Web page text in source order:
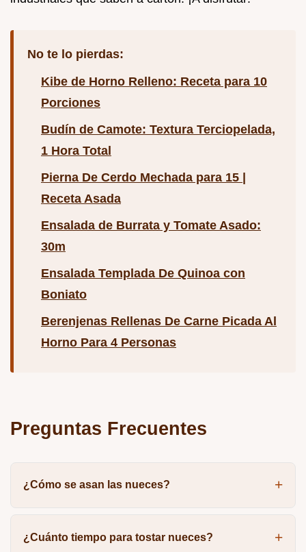
No te lo pierdas:
Kibe de Horno Relleno: Receta para 10
Porciones
Budín de Camote: Textura Terciopelada,
1 Hora Total
Pierna De Cerdo Mechada para 15 |
Receta Asada
Ensalada de Burrata y Tomate Asado:
30m
Ensalada Templada De Quinoa con
Boniato
Berenjenas Rellenas De Carne Picada Al
Horno Para 4 Personas
Preguntas Frecuentes
¿Cómo se asan las nueces?
¿Cuánto tiempo para tostar nueces?